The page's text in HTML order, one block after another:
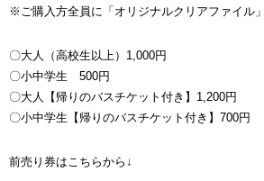
※ご購入方全員に「オリジナルクリアファイル
〇大人（高校生以上）1,000円
〇小中学生 500円
〇大人【帰りのバスチケット付き】1,200円
〇小中学生【帰りのバスチケット付き】700円
前売り券はこちらから↓